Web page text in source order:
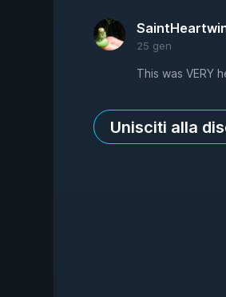
25 gen
This was VERY
Unisciti alla